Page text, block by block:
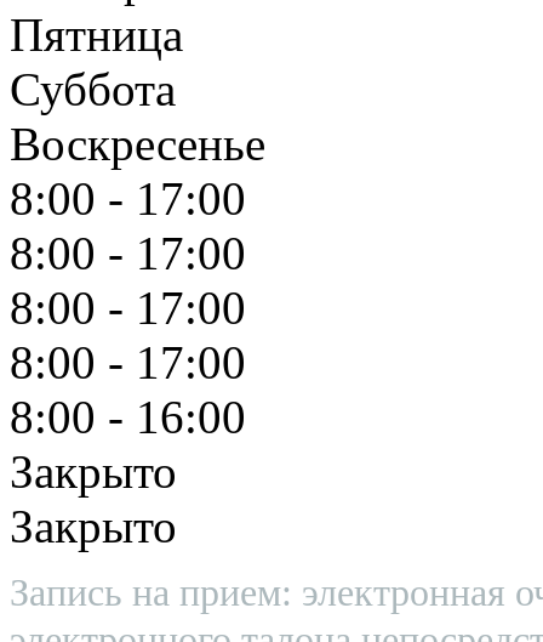
Пятница
Суббота
Воскресенье
8:00 - 17:00
8:00 - 17:00
8:00 - 17:00
8:00 - 17:00
8:00 - 16:00
Закрыто
Закрыто
Запись на прием: электронная